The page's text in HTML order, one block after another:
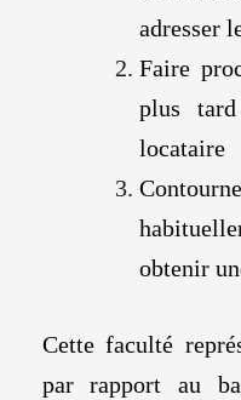
adresser
Faire
plus
locataire
obtenir
Cette faculté
par rapport au